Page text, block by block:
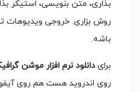
بذاری، متن بنویسی، استیکر
باشه.
برای دانلود نرم افزار موشن
روی اندروید هست هم روی